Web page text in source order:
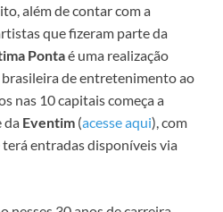
além de contar com a
que fizeram parte da
Pontaé uma realização
brasileira de entretenimento ao
nas 10 capitais começa a
da Eventim (acesse aqui), com
terá entradas disponíveis via